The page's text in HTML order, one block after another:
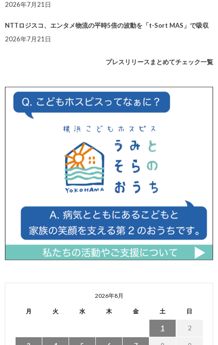
2026年7月21日
NTTロジスコ、エンタメ物流の平時5倍の波動を「t-Sort MAS」で吸収
2026年7月21日
プレスリリースまとめてチェック一覧
2026年8月
月 火 水 木 金 土 日
1 2